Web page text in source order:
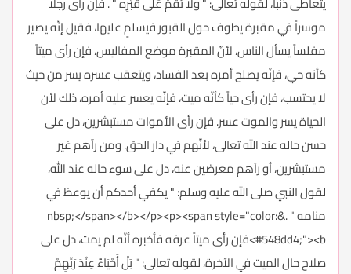
موسراً في مقبرة يطوف حول القبور فيسلمٍ عليها، فقيل إنّه يصير
مفلساً يسأل الناس، لأنّ المقبرة موضع المفاليس، فإن رأى ميتاً
كأنه حي، فإنّه يصلح أمره بعد الفساد، ويتعقب عسره يسر من حيث
لا يحتسب، فإن رأى حياً كأنّه ميت، فإنّه يعسر عليه أمره، ذلك لأن
الحياة يسر والموت عسر. فإن رأى الأموات مستبشرين، دل على
حسن حاله عند الله تعالى، لأنّهم في دار الحق. ومن رآهم غير
مستبشرين، أو رآهم معرضين عنه، دل على سوءِ حاله عند الله،
لقول النبي صلى الله عليه وسلم: " يكفي أحدكم أن يوعظ في
منامه " .&nbsp;</span></b></p><p><span style="color:
#548dd4;"><b>فإن رأى ميتاً عرفه فأخبره أنّه لم يمت، دل على
صلاح حال الميت في الآخرة، لقوله تعالى: " بَلْ أَحْيَاءٌ عِنْدَ رَبِّهِمْ